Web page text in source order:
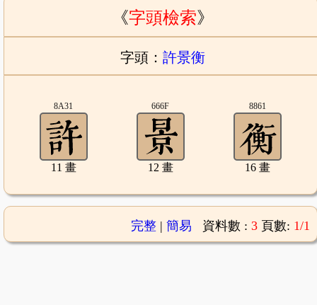
《字頭檢索》
字頭： 許景衡
8A31
11 畫
666F
12 畫
8861
16 畫
完整| 簡易 資料數 : 3 頁數: 1/1